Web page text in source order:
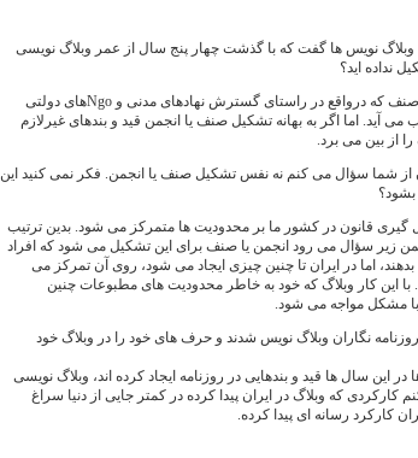
نویس ها گفت که با گذشت چهار پنج سال از عمر وبلاگ نویسی
نداده اید؟
به نظر من شکل گرفتن صنف که درواقع در راستای گسترش نهادهای مدنی و Ngoهای دولتی
آید. اما اگر به بهانه تشکیل صنف یا انجمن قید و بندهای غیرلازم
از بین می برد.
از شما سؤال می کنم نه نفس تشکیل صنف یا انجمن. فکر نمی کنید این
قانون در کشور ما بر محدودیت ها متمرکز می شود. بدین ترتیب
زیر سؤال می رود انجمن یا صنف برای این تشکیل می شود که افراد
بدهند، اما در ایران تا چنین چیزی ایجاد می شود، روی آن تمرکز می
با این کار وبلاگ که خود به خاطر محدودیت های مطبوعات چنین
با مشکل مواجه می شود.
نگاران وبلاگ نویس شدند و حرف های خود را در وبلاگ خود
در این سال ها قید و بندهایی در روزنامه ایجاد کرده اند، وبلاگ نویسی
کارکردی که وبلاگ در ایران پیدا کرده در کمتر جایی از دنیا سراغ
کارکرد رسانه ای پیدا کرده.